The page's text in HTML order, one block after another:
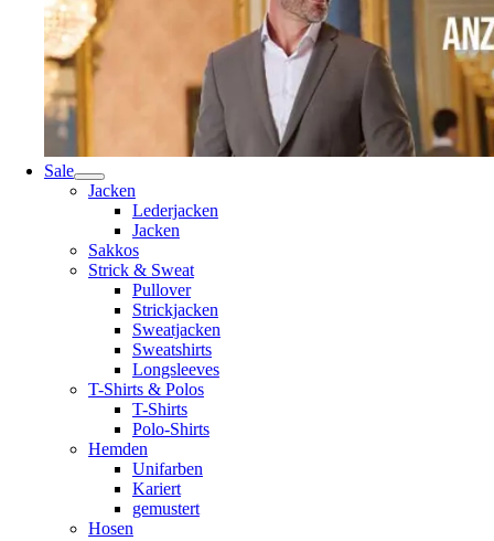
Sale
Jacken
Lederjacken
Jacken
Sakkos
Strick & Sweat
Pullover
Strickjacken
Sweatjacken
Sweatshirts
Longsleeves
T-Shirts & Polos
T-Shirts
Polo-Shirts
Hemden
Unifarben
Kariert
gemustert
Hosen